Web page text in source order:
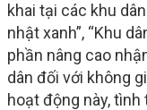
khai tại các khu
nhật xanh”, “Khu
phần nâng cao
dân đối với không
hoạt động này,